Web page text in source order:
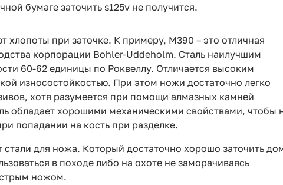
бумаге заточить s125v не получится.
хлопоты при заточке. К примеру, М390 – это отличная
корпорации Bohler-Uddeholm. Сталь наилучшим
60-62 единицы по Роквеллу. Отличается высоким
износостойкостью. При этом ножи достаточно легко
хотя разумеется при помощи алмазных камней
обладает хорошими механическими свойствами, чтобы
попадании на кость при разделке.
для ножа. Который достаточно хорошо заточить
в походе либо на охоте не заморачиваясь
ножом.